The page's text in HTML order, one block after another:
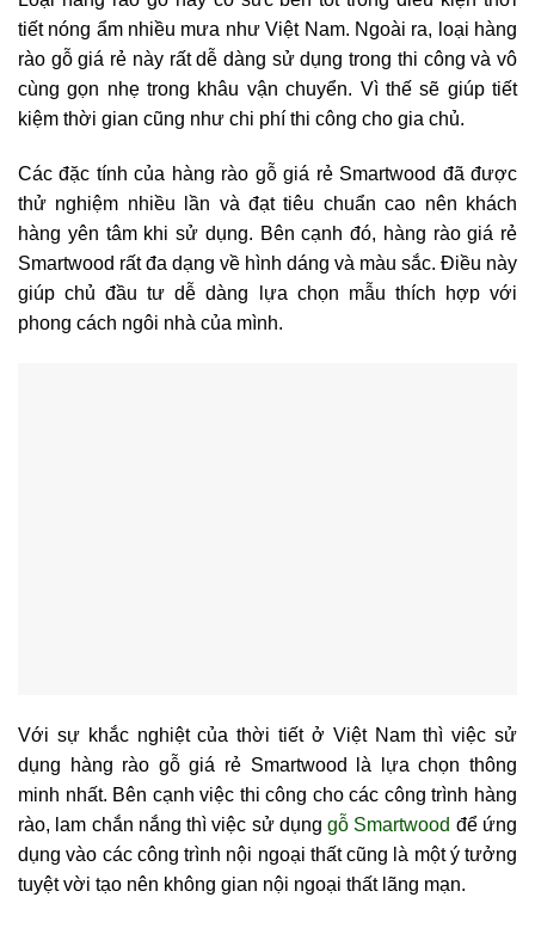
tiết nóng ẩm nhiều mưa như Việt Nam. Ngoài ra, loại hàng
rào gỗ giá rẻ này rất dễ dàng sử dụng trong thi công và vô
cùng gọn nhẹ trong khâu vận chuyển. Vì thế sẽ giúp tiết
kiệm thời gian cũng như chi phí thi công cho gia chủ.
Các đặc tính của hàng rào gỗ giá rẻ Smartwood đã được
thử nghiệm nhiều lần và đạt tiêu chuẩn cao nên khách
hàng yên tâm khi sử dụng. Bên cạnh đó, hàng rào giá rẻ
Smartwood rất đa dạng về hình dáng và màu sắc. Điều này
giúp chủ đầu tư dễ dàng lựa chọn mẫu thích hợp với
phong cách ngôi nhà của mình.
Với sự khắc nghiệt của thời tiết ở Việt Nam thì việc sử
dụng
hàng rào gỗ giá rẻ Smartwood là lựa chọn thông
minh nhất. Bên cạnh việc thi công cho các công trình hàng
rào, lam chắn nắng thì việc sử dụnggỗ Smartwood để ứng
dụng vào các công trình nội ngoại thất cũng là một ý tưởng
tuyệt vời tạo nên không gian nội ngoại thất lãng mạn.